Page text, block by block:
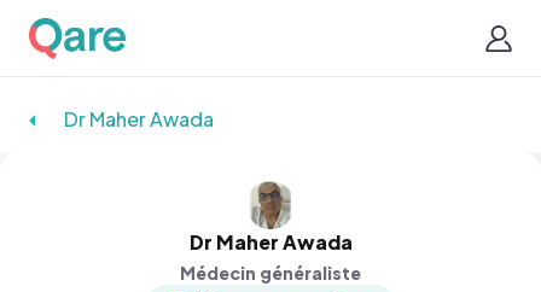
Dr Maher Awada
Dr Maher Awada
Médecin généraliste